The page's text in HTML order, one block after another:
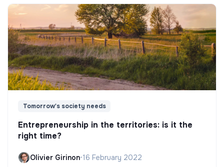
Tomorrow's society needs
Entrepreneurship in the territories: is it the
right time?
Olivier Girinon•16 February 2022